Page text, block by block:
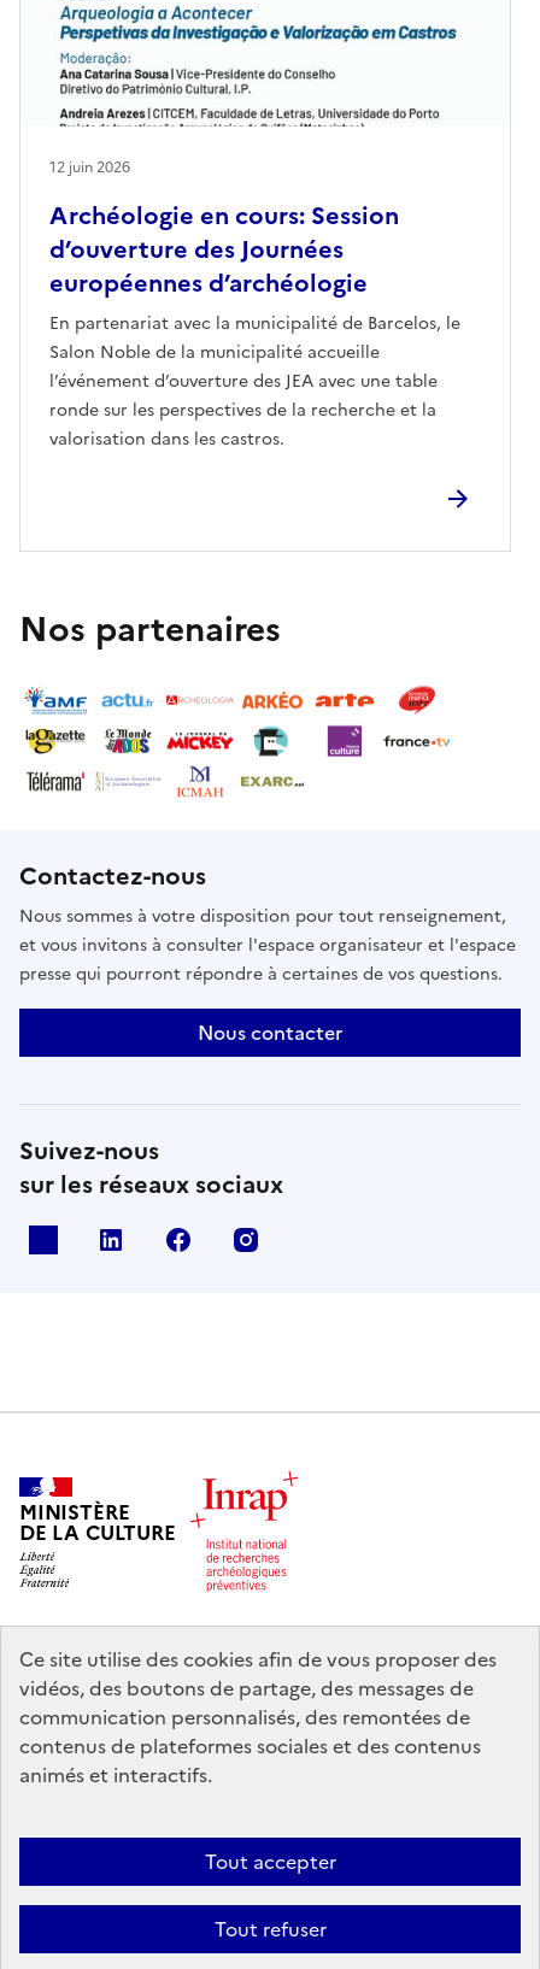
Ce site utilise des cookies afin de vous proposer des
vidéos, des boutons de partage, des messages de
communication personnalisés, des remontées de
contenus de plateformes sociales et des contenus
animés et interactifs.
Tout accepter
Tout refuser
Archéologie en cours: Session
d’ouverture des Journées
européennes d’archéologie
En partenariat avec la municipalité de Barcelos, le
Salon Noble de la municipalité accueille
l’événement d’ouverture des JEA avec une table
ronde sur les perspectives de la recherche et la
valorisation dans les castros.
12 juin 2026
Nos partenaires
Contactez-nous
Nous sommes à votre disposition pour tout renseignement,
et vous invitons à consulter l'espace organisateur et l'espace
presse qui pourront répondre à certaines de vos questions.
Nous contacter
Suivez-nous
sur les réseaux sociaux
Linkedin Facebook
MINISTÈRE
DE LA CULTURE
legifrance.gouv.fr
info.gouv.fr
service-public.gouv.fr
data.gouv.fr
Nous contacter Mentions légales
Accessibilité : partiellement
Politique d’utilisation des témoins de connexion (cookies)
Politique générale de protection des données